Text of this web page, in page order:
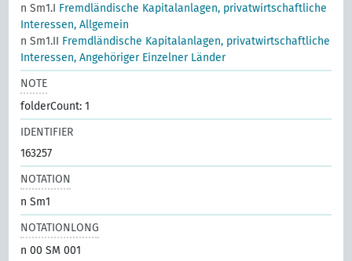
n Sm1.I Fremdländische Kapitalanlagen, privatwirtschaftliche
Interessen, Allgemein
n Sm1.II Fremdländische Kapitalanlagen, privatwirtschaftliche
Interessen, Angehöriger Einzelner Länder
NOTE
folderCount: 1
IDENTIFIER
163257
NOTATION
n Sm1
NOTATIONLONG
n 00 SM 001